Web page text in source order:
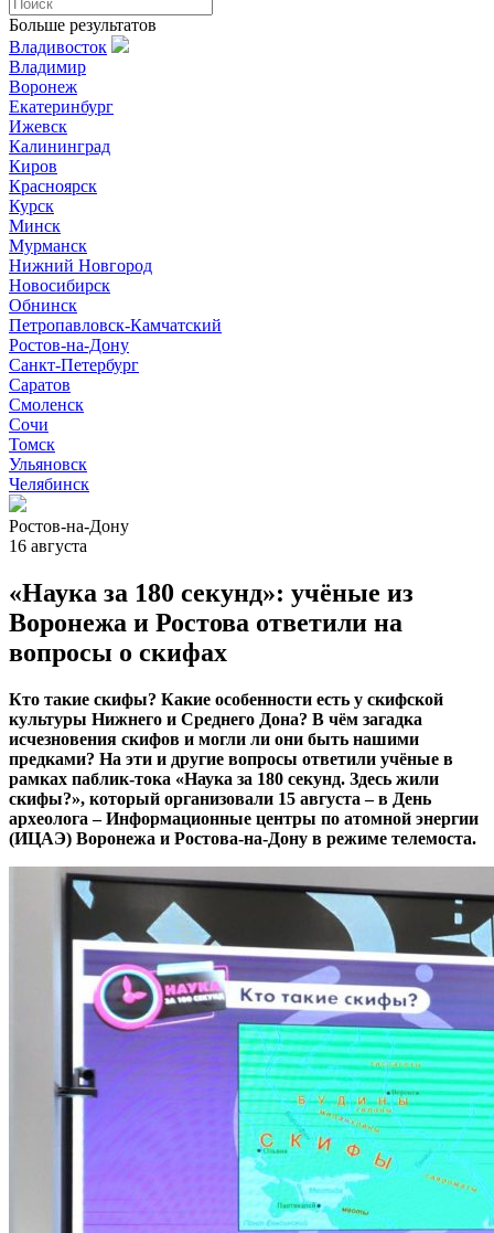
Больше результатов
Владивосток
Владимир
Воронеж
Екатеринбург
Ижевск
Калининград
Киров
Красноярск
Курск
Минск
Мурманск
Нижний Новгород
Новосибирск
Обнинск
Петропавловск-Камчатский
Ростов-на-Дону
Санкт-Петербург
Саратов
Смоленск
Сочи
Томск
Ульяновск
Челябинск
Ростов-на-Дону
16 августа
«Наука за 180 секунд»: учёные из
Воронежа и Ростова ответили на
вопросы о скифах
Кто такие скифы? Какие особенности есть у скифской
культуры Нижнего и Среднего Дона? В чём загадка
исчезновения скифов и могли ли они быть нашими
предками? На эти и другие вопросы ответили учёные в
рамках паблик-тока «Наука за 180 секунд. Здесь жили
скифы?», который организовали 15 августа – в День
археолога – Информационные центры по атомной энергии
(ИЦАЭ) Воронежа и Ростова-на-Дону в режиме телемоста.